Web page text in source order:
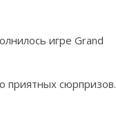
игре Grand
приятных сюрпризов.